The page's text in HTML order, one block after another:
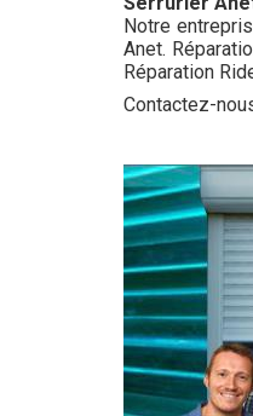
Notre
Anet.
Réparation
Contactez-